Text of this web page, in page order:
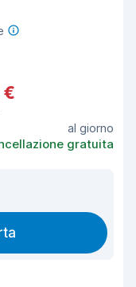
€
al giorno
gratuita